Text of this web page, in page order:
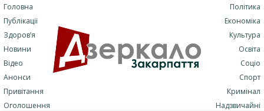
Головна
Публікації
Здоров’я
Новини
Відео
Анонси
Привітання
Оголошення
Політика
Економіка
Культура
Освіта
Соціо
Спорт
Кримінал
Надзвичайні